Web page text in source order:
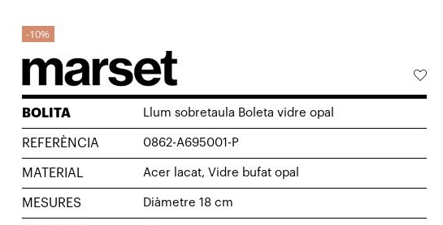
10%
BOLITA Llum sobretaula Boleta vidre opal
REFERÈNCIA 0862-A695001-P
MATERIAL Acer lacat, Vidre bufat opal
MESURES Diàmetre 18 cm